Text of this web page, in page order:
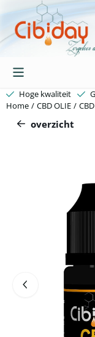
Cookievoorkeuren
Hoge kwaliteit
Home / CBD OLIE /
overzicht